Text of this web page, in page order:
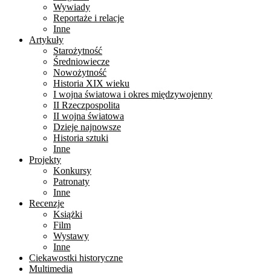
Wywiady
Reportaże i relacje
Inne
Artykuły
Starożytność
Średniowiecze
Nowożytność
Historia XIX wieku
I wojna światowa i okres międzywojenny
II Rzeczpospolita
II wojna światowa
Dzieje najnowsze
Historia sztuki
Inne
Projekty
Konkursy
Patronaty
Inne
Recenzje
Książki
Film
Wystawy
Inne
Ciekawostki historyczne
Multimedia